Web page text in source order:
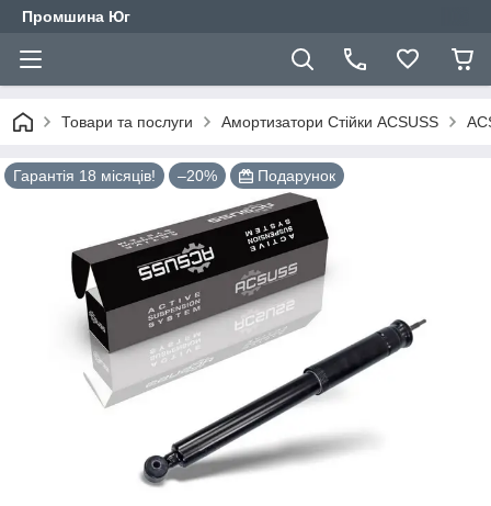
Промшина Юг
Товари та послуги Амортизатори Стійки ACSUSS
Гарантія 18 місяців! –20% Подарунок